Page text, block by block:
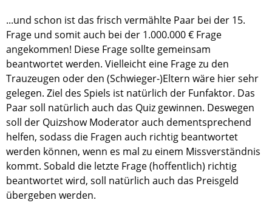
...und schon ist das frisch vermählte Paar bei der 15.
Frage und somit auch bei der 1.000.000 € Frage
angekommen! Diese Frage sollte gemeinsam
beantwortet werden. Vielleicht eine Frage zu den
Trauzeugen oder den (Schwieger-)Eltern wäre hier sehr
gelegen. Ziel des Spiels ist natürlich der Funfaktor. Das
Paar soll natürlich auch das Quiz gewinnen. Deswegen
soll der Quizshow Moderator auch dementsprechend
helfen, sodass die Fragen auch richtig beantwortet
werden können, wenn es mal zu einem Missverständnis
kommt. Sobald die letzte Frage (hoffentlich) richtig
beantwortet wird, soll natürlich auch das Preisgeld
übergeben werden.